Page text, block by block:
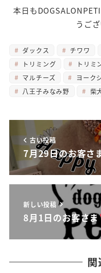
本日も
うご
ダックス チワワ
トリミング
トリミ
マルチーズ
ヨーク
八王子みなみ野
柴
古い投稿
7月29日のお客さ
新しい投稿
8月1日のお客さま
関